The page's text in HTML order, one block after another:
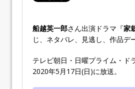
船越英一郎さん出演ドラマ『家
じ、ネタバレ、見逃し、作品デ
テレビ朝日・日曜プライム・ド
2020年5月17日(日)に放送。